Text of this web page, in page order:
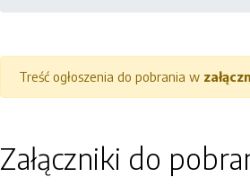
Treść ogłoszenia do pobrania w
Załączniki do